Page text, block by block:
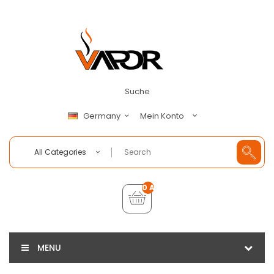
Suche
Germany Mein Konto
All Categories
0 Artikel - €0,00
MENU